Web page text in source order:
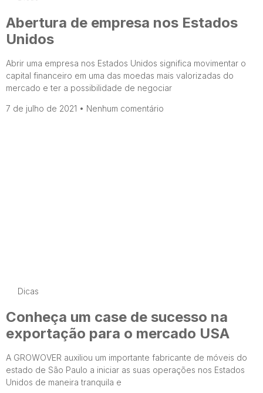
Abertura de empresa nos Estados
Unidos
Abrir uma empresa nos Estados Unidos significa movimentar o
capital financeiro em uma das moedas mais valorizadas do
mercado e ter a possibilidade de negociar
7 de julho de 2021 Nenhum comentário
Dicas
Conheça um case de sucesso na
exportação para o mercado USA
A GROWOVER auxiliou um importante fabricante de móveis do
estado de São Paulo a iniciar as suas operações nos Estados
Unidos de maneira tranquila e